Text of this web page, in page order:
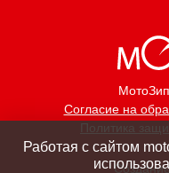
МотоЗип
Согласие на
Политика
Работая с сайтом